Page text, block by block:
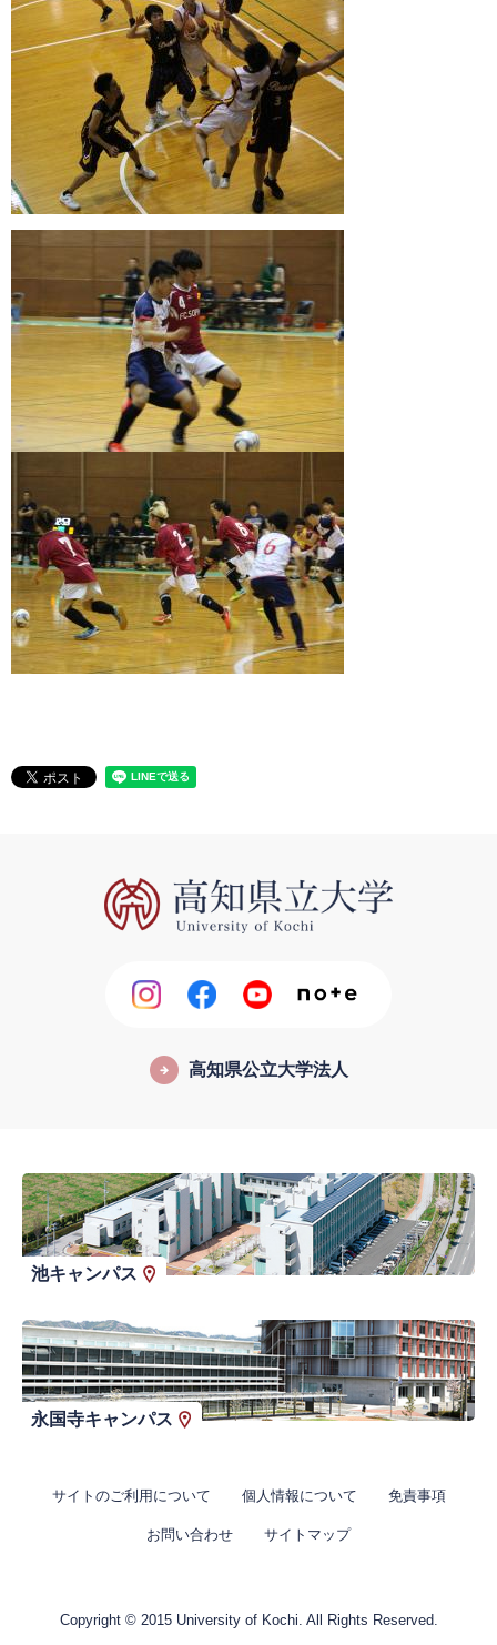
高知県公立大学法人
池キャンパス
永国寺キャンパス
サイトのご利用について 個人情報について 免責事項
お問い合わせ サイトマップ
Copyright © 2015 University of Kochi. All Rights Reserved.